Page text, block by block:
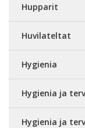
Hupparit
Huvilateltat
Hygienia
Hygienia ja
Hygienia ja